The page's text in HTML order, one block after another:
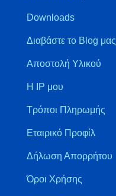
Downloads
Διαβάστε το Blog μας
Αποστολή Υλικού
Η IP μου
Τρόποι Πληρωμής
Εταιρικό Προφίλ
Δήλωση Απορρήτου
Όροι Χρήσης